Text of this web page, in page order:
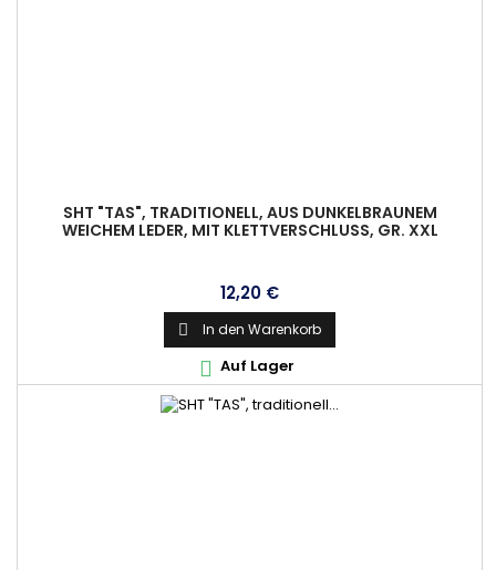
SHT "TAS", TRADITIONELL, AUS DUNKELBRAUNEM
WEICHEM LEDER, MIT KLETTVERSCHLUSS, GR. XXL
Preis
12,20 €
 In den Warenkorb
 Auf Lager